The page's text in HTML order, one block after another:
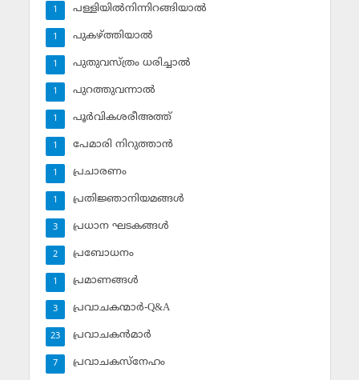
പള്ളിയില്‍നിന്നിറങ്ങിയാല്‍
1
പുകഴ്ത്തിയാല്‍
1
പുതുവസ്ത്രം ധരിച്ചാല്‍
1
പുറത്തുവന്നാല്‍
1
പൂര്‍വികശരീഅത്ത്
1
പേമാരി നിറുത്താന്‍
1
പ്രചാരണം
1
പ്രതിജ്ഞാനിയമങ്ങള്‍
1
പ്രധാന ഘടകങ്ങള്‍
3
പ്രബോധനം
2
പ്രമാണങ്ങള്‍
1
പ്രവാചകന്മാര്‍-Q&A
3
പ്രവാചകന്‍മാര്‍
23
പ്രവാചകസ്‌നേഹം
7